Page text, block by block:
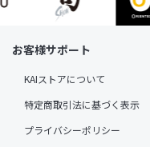
お客様サポート
KAIストアについて
特定商取引法に基づく表示
プライバシーポリシー